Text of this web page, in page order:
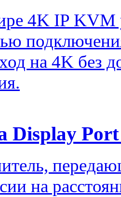
4K IP KVM
на 4K без
Display Port
на